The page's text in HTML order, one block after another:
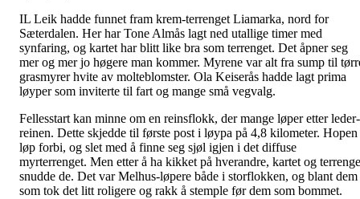
IL Leik hadde funnet fram krem-terrenget Liamarka, nord for
Sæterdalen. Her har Tone Almås lagt ned utallige timer med
synfaring, og kartet har blitt like bra som terrenget. Det åpner seg
mer og mer jo høgere man kommer. Myrene var alt fra sump til
grasmyrer hvite av molteblomster. Ola Keiserås hadde lagt prima
løyper som inviterte til fart og mange små vegvalg.
Fellesstart kan minne om en reinsflokk, der mange løper etter leder-
reinen. Dette skjedde til første post i løypa på 4,8 kilometer. Hopen
løp forbi, og slet med å finne seg sjøl igjen i det diffuse
myrterrenget. Men etter å ha kikket på hverandre, kartet og
snudde de. Det var Melhus-løpere både i storflokken, og blant dem
som tok det litt roligere og rakk å stemple før dem som bommet.